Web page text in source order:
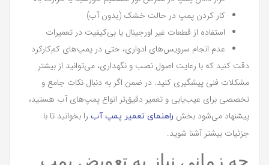
کار کردن پمپ در حالت خشک (بدون آب)
استفاده از قطعات غیر اورجینال یا بی‌کیفیت در تعمیرات
عدم انجام سرویس‌های ادواری، حتی در پمپ‌های کم‌کارکرد
دقت کنید که با رعایت اصول نصب و نگهداری، می‌توانید از بیشتر
مشکلات فنی پیشگیری کنید. در ضمن اگر به دنبال نکات جامع و
تخصصی برای عیب‌یابی و تعمیر دقیق‌تر انواع پمپ‌های آب هستید،
پیشنهاد می‌شود بخش راهنمای تعمیر پمپ آب را بخوانید تا با
جزئیات بیشتر آشنا شوید.
چه زمانی نیاز به تعویض پمپ